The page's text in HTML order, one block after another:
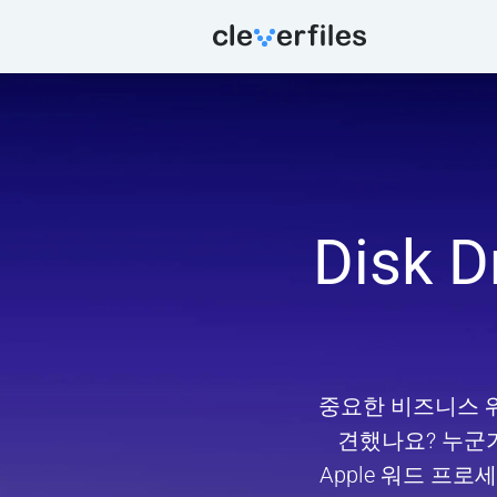
Disk
중요한 비즈니스
견했나요? 누군
Apple 워드 프로